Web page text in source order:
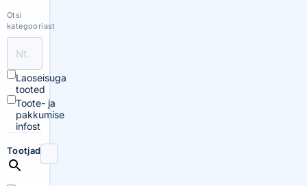
Otsi
kategooriast
Laoseisuga
tooted
Toote- ja
pakkumise
infost
Tootjad